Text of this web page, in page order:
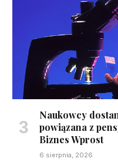
Naukowcy
powiązana z
Biznes Wprost
6 sierpnia, 2026